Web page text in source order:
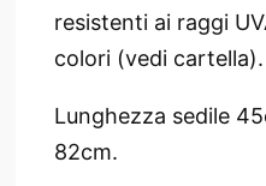
resistenti ai raggi
colori (vedi cartella).
Lunghezza sedile
82cm.